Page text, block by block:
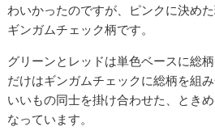
わいかったのですが、ピンクに決め
ギンガムチェック柄です。
グリーンとレッドは単色ベースに総
だけはギンガムチェックに総柄を組
いいもの同士を掛け合わせた、とき
なっています。